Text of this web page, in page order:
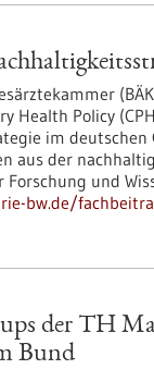
Health Policy
im
aus der
Forschung und
bw.de/
der TH
Bund